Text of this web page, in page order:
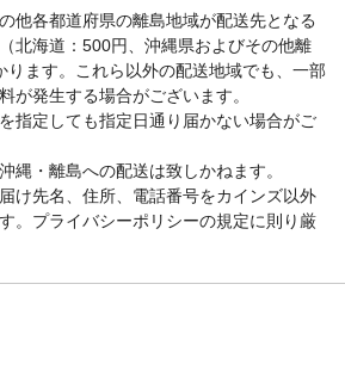
立目安時間：約45分)
包サイズをご確認いただき、搬入経路を
確認のうえご注文ください。（お客様の
都合により配送ができず送料が発生した
合は、送料のご請求をさせていただくこ
他各都道府県の離島地域が配送先となる
北海道：500円、沖縄県およびその他離
ります。これら以外の配送地域でも、一部
が発生する場合がございます。
指定しても指定日通り届かない場合がご
縄・離島への配送は致しかねます。
け先名、住所、電話番号をカインズ以外
。プライバシーポリシーの規定に則り厳